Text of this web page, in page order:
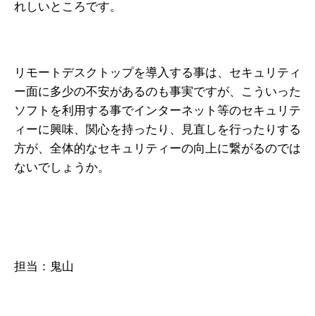
れしいところです。
リモートデスクトップを導入する事は、セキュリティ
ー面に多少の不安があるのも事実ですが、こういった
ソフトを利用する事でインターネット等のセキュリテ
ィーに興味、関心を持ったり、見直しを行ったりする
方が、全体的なセキュリティーの向上に繋がるのでは
ないでしょうか。
担当：鬼山